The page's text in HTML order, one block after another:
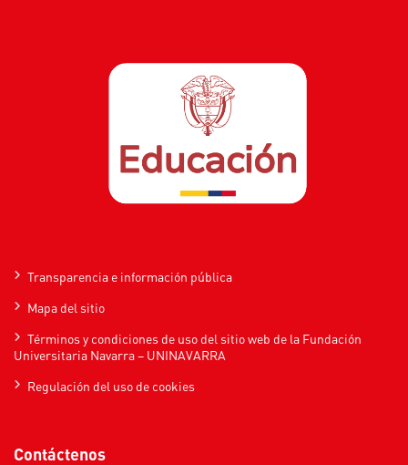
Transparencia e información pública
Mapa del sitio
Términos y condiciones de uso del sitio web de la Fundación
Universitaria Navarra – UNINAVARRA
Regulación del uso de cookies
Contáctenos